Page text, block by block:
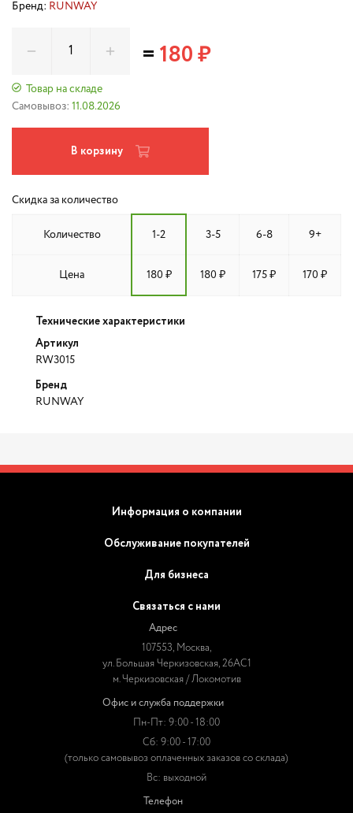
Бренд: RUNWAY
Товар на складе
Самовывоз: 11.08.2026
=180 ₽
В корзину
Скидка за количество
Количество 1-2 3-5 6-8 9+
Цена 180 ₽ 180 ₽ 175 ₽ 170 ₽
Технические характеристики
Артикул
RW3015
Бренд
RUNWAY
Информация о компании
Обслуживание покупателей
Для бизнеса
Связаться с нами
Адрес
107553, Москва,
ул. Большая Черкизовская, 26АС1
м. Черкизовская / Локомотив
Офис и служба поддержки
Пн-Пт: 9:00 - 18:00
Сб: 9:00 - 17:00
(только самовывоз оплаченных заказов со склада)
Вс: выходной
Телефон